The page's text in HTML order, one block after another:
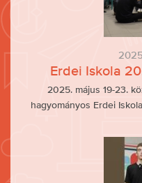
Erdei Iskola
2025. május 19-23.
hagyományos Erdei